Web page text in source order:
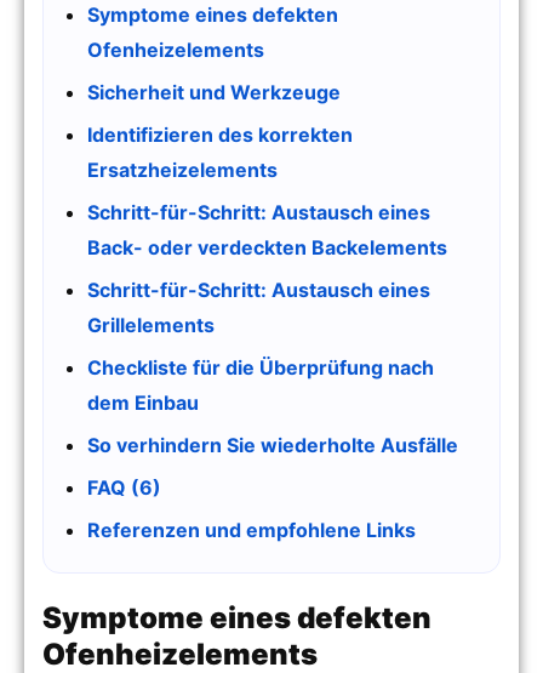
Symptome eines defekten
Ofenheizelements
Sicherheit und Werkzeuge
Identifizieren des korrekten
Ersatzheizelements
Schritt-für-Schritt: Austausch eines
Back- oder verdeckten Backelements
Schritt-für-Schritt: Austausch eines
Grillelements
Checkliste für die Überprüfung nach
dem Einbau
So verhindern Sie wiederholte Ausfälle
FAQ (6)
Referenzen und empfohlene Links
Symptome eines defekten
Ofenheizelements